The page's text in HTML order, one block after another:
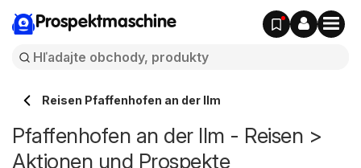
Prospektmaschine
Reisen Pfaffenhofen an der Ilm
Pfaffenhofen an der Ilm - Reisen >
Aktionen und Prospekte